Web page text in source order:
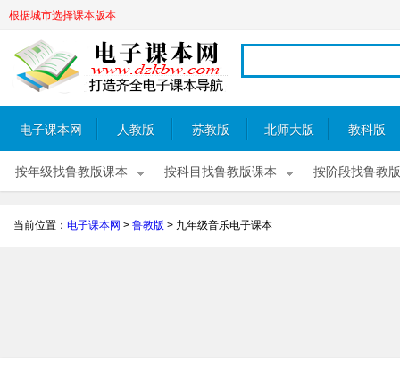
根据城市选择课本版本
电子课本网 人教版 苏教版 北师大版 教科版
按年级找鲁教版课本 按科目找鲁教版课本 按阶段找鲁教
当前位置： 电子课本网 > 鲁教版 > 九年级音乐电子课本